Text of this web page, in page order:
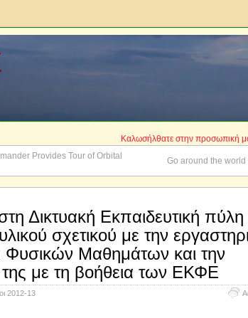
Καλωσήλθατε στην προσωπική μου
Provides Tour of Orbital
Go around the world
Δικτυακή Εκπαιδευτική πύλη
σχετικού με την
Φυσικών Μαθημάτων και την
με τη βοήθεια των ΕΚΦΕ
2012-13